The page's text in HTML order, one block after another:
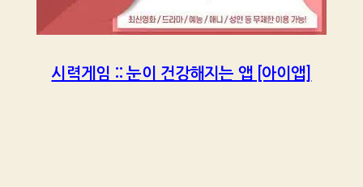
시력게임 :: 눈이 건강해지는 앱 [아이앱]